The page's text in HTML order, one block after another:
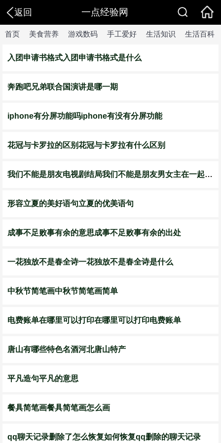
返回 一点经验网
首页 美食营养 游戏数码 手工爱好 生活知识 生活百科
入团申请书格式入团申请书格式是什么
奔跑吧兄弟联合国演讲是哪一期
iphone有分屏功能吗iphone有没有分屏功能
花冠与卡罗拉的区别花冠与卡罗拉有什么区别
我们不能是朋友电视剧结局我们不能是朋友男女主在一起了吗
形容立夏的美好语句立夏的优美语句
成事不足败事有余的意思成事不足败事有余的出处
一花独放不是春全诗一花独放不是春全诗是什么
中秋节简笔画中秋节简笔画简单
电费账单在哪里可以打印在哪里可以打印电费账单
唐山有哪些特色名酒河北唐山特产
平凡造句平凡的意思
餐具简笔画餐具简笔画怎么画
qq聊天记录删除了怎么恢复如何恢复qq删除的聊天记录